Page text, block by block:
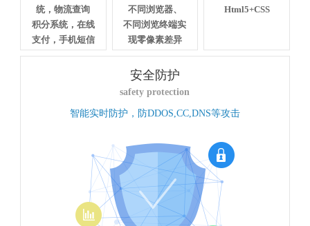
统，物流查询
积分系统，在线
支付，手机短信
不同浏览器、
不同浏览终端实
现零像素差异
Html5+CSS
安全防护
safety protection
智能实时防护，防DDOS,CC,DNS等攻击